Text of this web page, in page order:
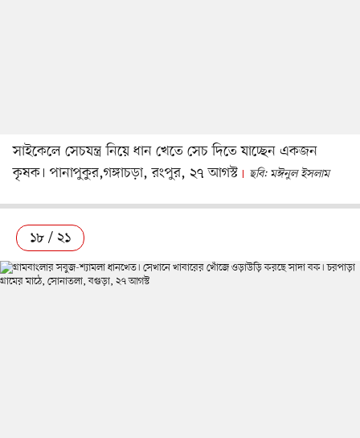
সাইকেলে সেচযন্ত্র নিয়ে ধান খেতে সেচ দিতে যাচ্ছেন একজন
কৃষক। পানাপুকুর,গঙ্গাচড়া, রংপুর, ২৭ আগস্ট
ছবি: মঈনুল ইসলাম
১৮ / ২১